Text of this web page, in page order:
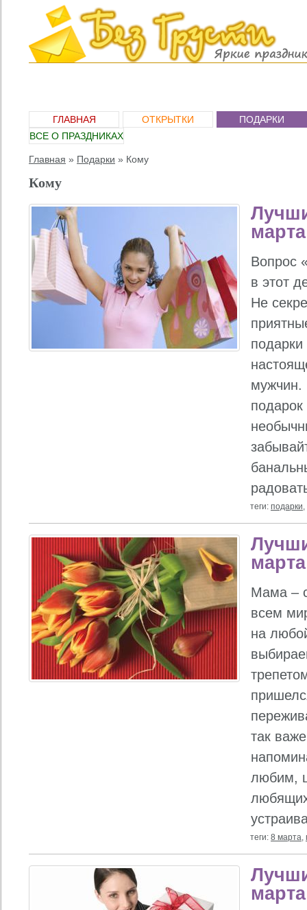
ГЛАВНАЯ ОТКРЫТКИ
ПОДАРКИ
ВСЕ О ПРАЗДНИКАХ
Главная » Подарки » Кому
Кому
Вопрос
в этот
Не
мужчин.
теги: подарки,
Мама –
всем
на
так
любим,
теги: 8 марта,